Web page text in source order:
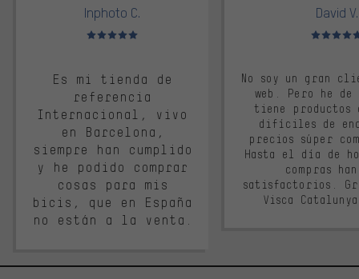
Inphoto C.
Valoración media: 5 de 5
Es mi tienda de
referencia
Internacional, vivo
en Barcelona,
siempre han cumplido
y he podido comprar
cosas para mis
bicis, que en España
no están a la venta.
David V.
Valoración
No soy un gran
web. Pero he
tiene productos
difíciles de
precios súper
Hasta el día de
compras
satisfactorios.
Visca